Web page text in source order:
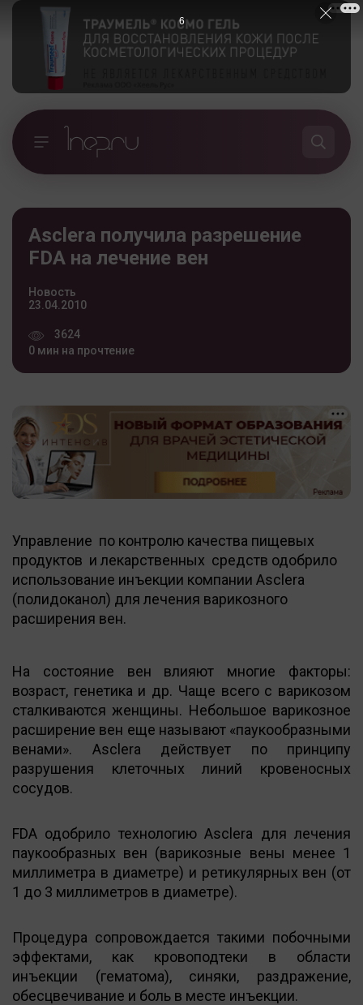
Asclera получила разрешение
FDA на лечение вен
Новость
23.04.2010
3624
0 мин на прочтение
Управление по контролю качества пищевых
продуктов и лекарственных средств одобрило
использование инъекции компании Asclera
(полидоканол) для лечения варикозного
расширения вен.
На состояние вен влияют многие факторы:
возраст, генетика и др. Чаще всего с варикозом
сталкиваются женщины. Небольшое варикозное
расширение вен еще называют «паукообразными
венами». Asclera действует по принципу
разрушения клеточных линий кровеносных
сосудов.
FDA одобрило технологию Asclera для лечения
паукообразных вен (варикозные вены менее 1
миллиметра в диаметре) и ретикулярных вен (от
1 до 3 миллиметров в диаметре).
Процедура сопровождается такими побочными
эффектами, как кровоподтеки в области
инъекции (гематома), синяки, раздражение,
обесцвечивание и боль в месте инъекции.
5